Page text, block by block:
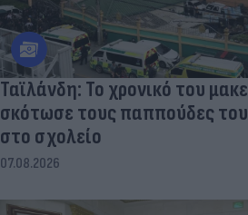
Ταϊλάνδη: Το χρονικό του
σκότωσε τους παππούδες του
στο σχολείο
07.08.2026